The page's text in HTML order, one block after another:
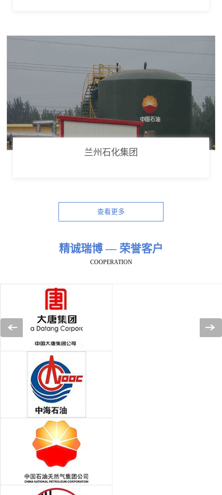
兰州石化集团
查看更多
精诚瑞博 — 荣誉客户
COOPERATION